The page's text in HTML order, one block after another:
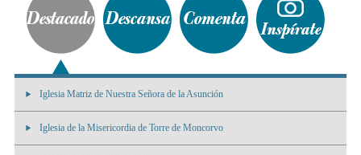
Iglesia Matriz de Nuestra Señora de la Asunción
Iglesia de la Misericordia de Torre de Moncorvo